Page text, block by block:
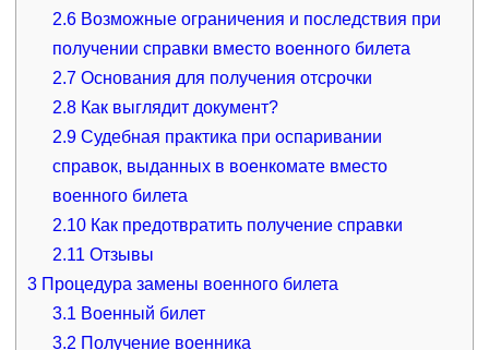
2.6 Возможные ограничения и последствия при
получении справки вместо военного билета
2.7 Основания для получения отсрочки
2.8 Как выглядит документ?
2.9 Судебная практика при оспаривании
справок, выданных в военкомате вместо
военного билета
2.10 Как предотвратить получение справки
2.11 Отзывы
3Процедура замены военного билета
3.1 Военный билет
3.2 Получение военника